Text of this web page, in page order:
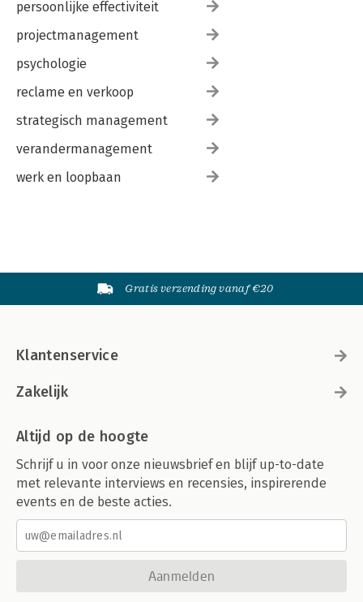
persoonlijke effectiviteit
projectmanagement
psychologie
reclame en verkoop
strategisch management
verandermanagement
werk en loopbaan
Gratis verzending vanaf €20
Klantenservice
Zakelijk
Altijd op de hoogte
Schrijf u in voor onze nieuwsbrief en blijf up-to-date
met relevante interviews en recensies, inspirerende
events en de beste acties.
Aanmelden